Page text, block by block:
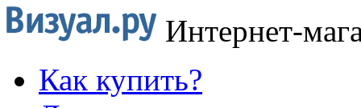
Интернет-
Как купить?